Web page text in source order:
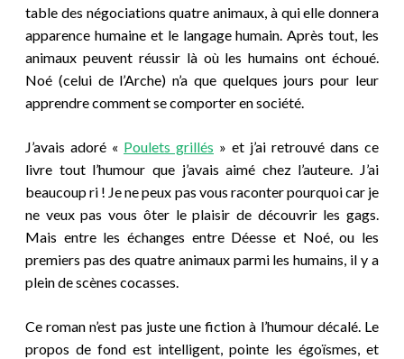
table des négociations quatre animaux, à qui elle donnera
apparence humaine et le langage humain. Après tout, les
animaux peuvent réussir là où les humains ont échoué.
Noé (celui de l’Arche) n’a que quelques jours pour leur
apprendre comment se comporter en société.
J’avais adoré « Poulets grillés » et j’ai retrouvé dans ce
livre tout l’humour que j’avais aimé chez l’auteure. J’ai
beaucoup ri ! Je ne peux pas vous raconter pourquoi car je
ne veux pas vous ôter le plaisir de découvrir les gags.
Mais entre les échanges entre Déesse et Noé, ou les
premiers pas des quatre animaux parmi les humains, il y a
plein de scènes cocasses.
Ce roman n’est pas juste une fiction à l’humour décalé. Le
propos de fond est intelligent, pointe les égoïsmes, et